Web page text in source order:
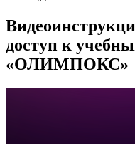
доступ к
«ОЛИМПОКС»